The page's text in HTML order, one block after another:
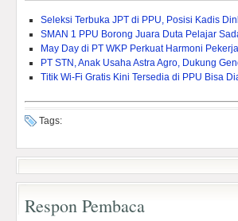
Seleksi Terbuka JPT di PPU, Posisi Kadis
SMAN 1 PPU Borong Juara Duta Pelajar
May Day di PT WKP Perkuat Harmoni
PT STN, Anak Usaha Astra Agro, Dukung
Titik Wi-Fi Gratis Kini Tersedia di PPU Bisa
Tags:
Respon Pembaca